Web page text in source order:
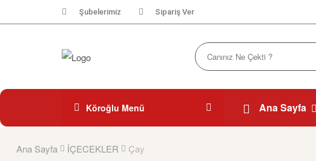
Şubelerimiz Sipariş Ver
Köroğlu Menü Ana Sayfa
Ana Sayfa İÇECEKLER Çay